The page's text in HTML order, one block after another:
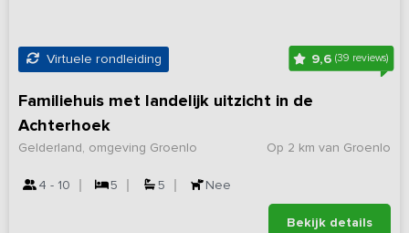
Virtuele rondleiding 9,6 (39 reviews)
Familiehuis met landelijk uitzicht in de
Achterhoek
Op 2 km van Groenlo
Gelderland, omgeving Groenlo
4 - 10 5 5 Nee
Bekijk details